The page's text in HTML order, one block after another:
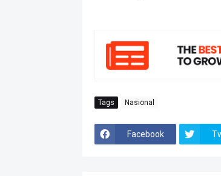
Tags Nasional
Facebook